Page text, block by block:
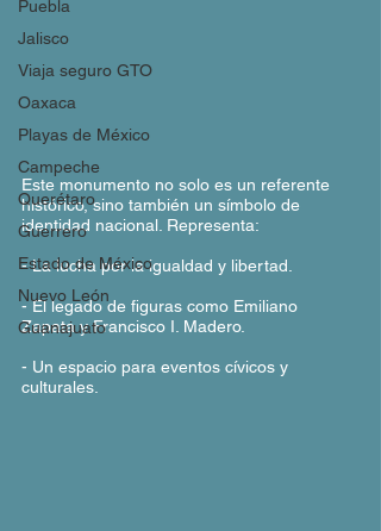
Puebla
Jalisco
Viaja seguro GTO
Oaxaca
Playas de México
Campeche
Querétaro
Guerrero
Estado de México
Nuevo León
Guanajuato
Este monumento no solo es un referente
histórico, sino también un símbolo de
identidad nacional. Representa:
- La lucha por la igualdad y libertad.
- El legado de figuras como Emiliano
Zapata y Francisco I. Madero.
- Un espacio para eventos cívicos y
culturales.